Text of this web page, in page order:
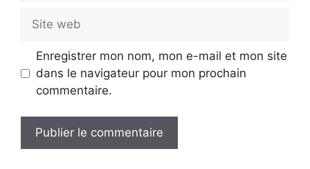
web
Enregistrer mon nom, mon e-mail et mon site
dans le navigateur pour mon prochain
commentaire.